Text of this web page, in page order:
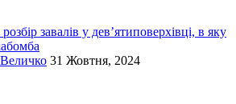
завалів у дев’ятиповерхівці, в яку
31 Жовтня, 2024